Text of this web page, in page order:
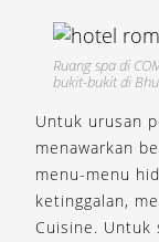
Ruang spa di
bukit-bukit di
Untuk urusan
menawarkan
menu-menu
ketinggalan,
Cuisine. Untuk